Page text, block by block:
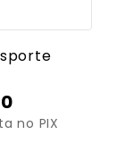
no PIX